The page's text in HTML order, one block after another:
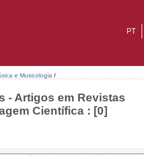
PT
e Musicologia /
- Artigos em Revistas
Científica : [0]